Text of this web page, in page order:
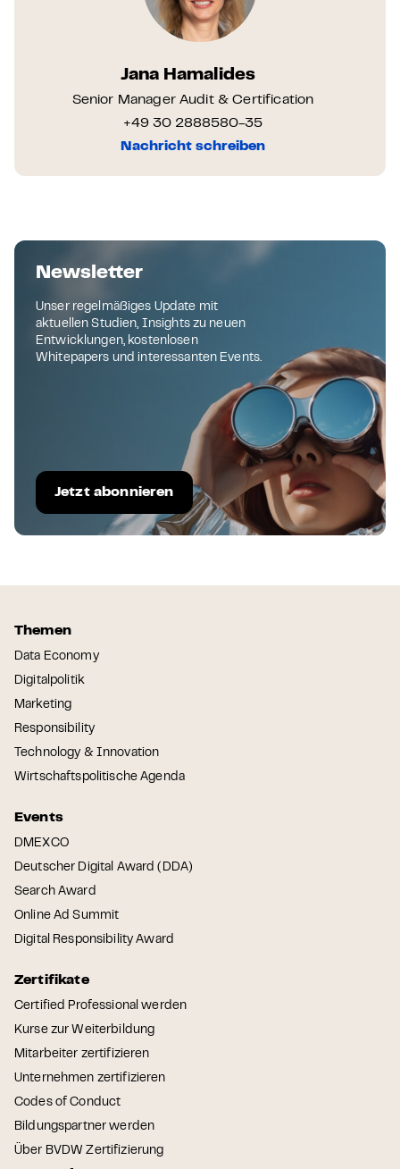
Jana Hamalides
Senior Manager Audit & Certification
+49 30 2888580-35
Nachricht schreiben
Newsletter
Unser regelmäßiges Update mit
aktuellen Studien, Insights zu neuen
Entwicklungen, kostenlosen
Whitepapers und interessanten Events.
Jetzt abonnieren
Themen
Data Economy
Digitalpolitik
Marketing
Responsibility
Technology & Innovation
Wirtschaftspolitische Agenda
Events
DMEXCO
Deutscher Digital Award (DDA)
Search Award
Online Ad Summit
Digital Responsibility Award
Zertifikate
Certified Professional werden
Kurse zur Weiterbildung
Mitarbeiter zertifizieren
Unternehmen zertifizieren
Codes of Conduct
Bildungspartner werden
Über BVDW Zertifizierung